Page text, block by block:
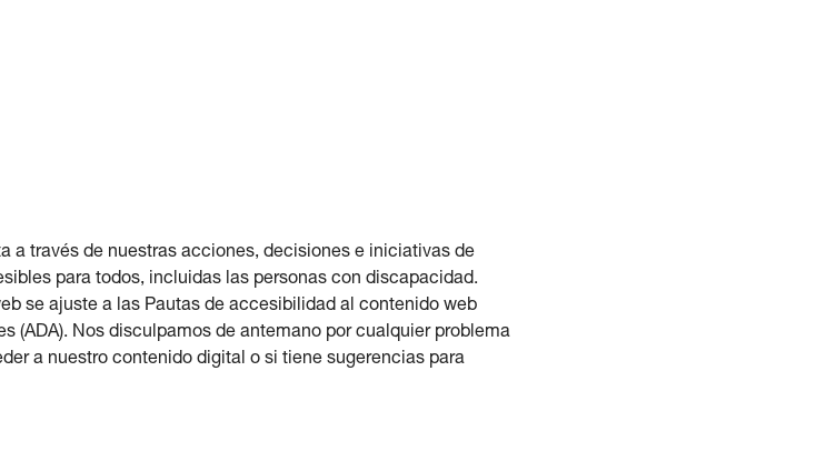
a través de nuestras acciones, decisiones e iniciativas de
para todos, incluidas las personas con discapacidad.
se ajuste a las Pautas de accesibilidad al contenido web
(ADA). Nos disculpamos de antemano por cualquier problema
a nuestro contenido digital o si tiene sugerencias para